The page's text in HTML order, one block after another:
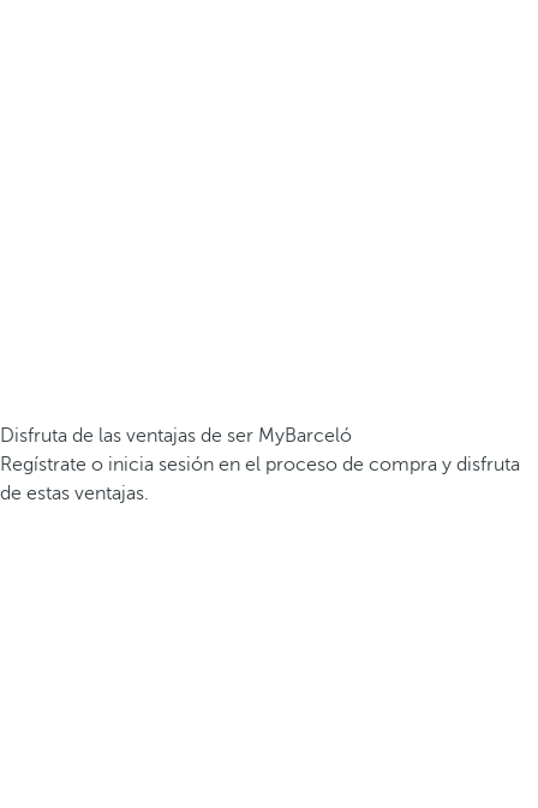
Disfruta de las ventajas de ser MyBarceló
Regístrate o inicia sesión en el proceso de compra y disfruta
de estas ventajas.